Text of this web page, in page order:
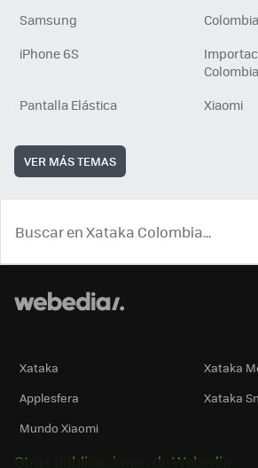
Samsung
Colombia
iPhone 6S
Colombia
Pantalla Elástica
Xiaomi
VER MÁS TEMAS
Xataka
Xataka
Applesfera
Xataka
Mundo Xiaomi
Otras publicaciones de Webedia